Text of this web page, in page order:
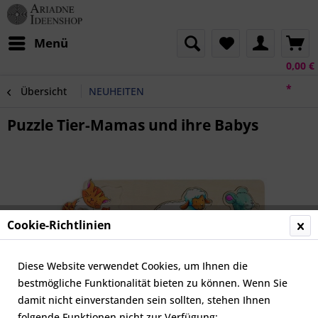
Menü
0,00 €
*
Übersicht NEUHEITEN
Puzzle Tier-Mamas und ihre Babys
Cookie-Richtlinien
Diese Website verwendet Cookies, um Ihnen die
bestmögliche Funktionalität bieten zu können. Wenn Sie
damit nicht einverstanden sein sollten, stehen Ihnen